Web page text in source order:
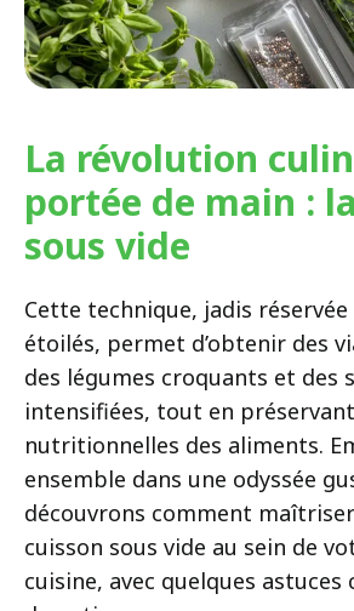
La révolution
portée de main :
sous vide
Cette technique, jadis
étoilés, permet d’obtenir des
des légumes croquants et des
intensifiées, tout en
nutritionnelles des aliments.
ensemble dans une odyssée
découvrons comment maîtriser
cuisson sous vide au sein de
cuisine, avec quelques astuces